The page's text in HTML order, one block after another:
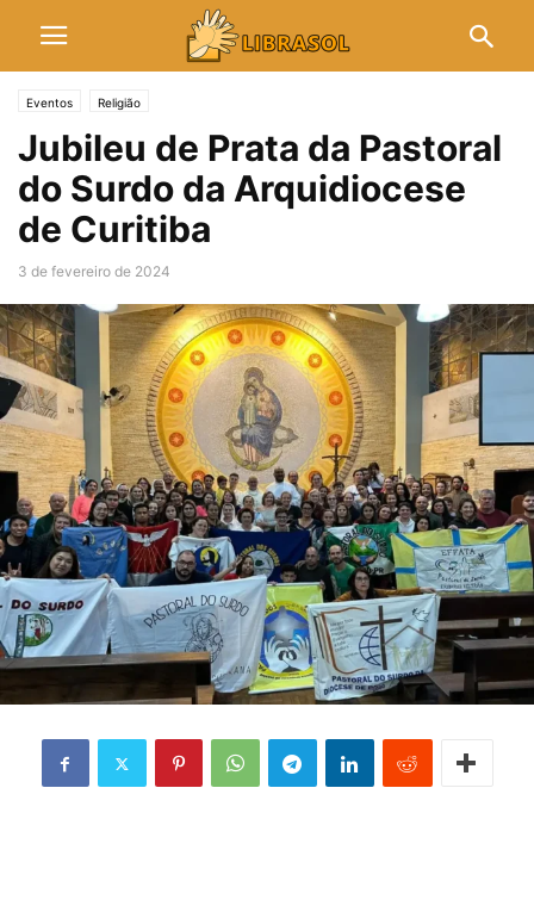
Eventos Religião
Jubileu de Prata da Pastoral
do Surdo da Arquidiocese
de Curitiba
3 de fevereiro de 2024